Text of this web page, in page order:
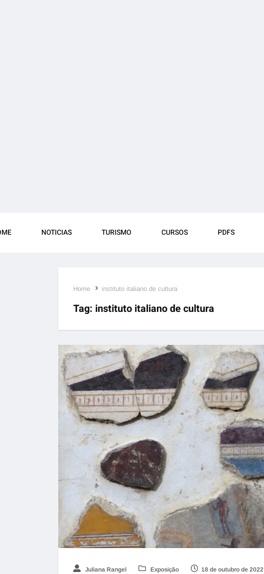
NOTICIAS TURISMO CURSOS PDFS
Home instituto italiano de cultura
Tag: instituto italiano de cultura
Juliana Rangel Exposição 18 de outubro de 2022